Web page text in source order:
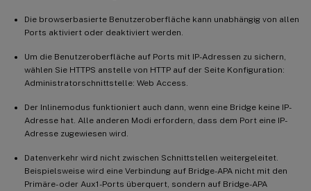
Die browserbasierte Benutzeroberfläche kann unabhängig von allen
Ports aktiviert oder deaktiviert werden.
Um die Benutzeroberfläche auf Ports mit IP-Adressen zu sichern,
wählen Sie HTTPS anstelle von HTTP auf der Seite Konfiguration:
Administratorschnittstelle: Web Access.
Der Inlinemodus funktioniert auch dann, wenn eine Bridge keine IP-
Adresse hat. Alle anderen Modi erfordern, dass dem Port eine IP-
Adresse zugewiesen wird.
Datenverkehr wird nicht zwischen Schnittstellen weitergeleitet.
Beispielsweise wird eine Verbindung auf Bridge-APA nicht mit den
Primäre- oder Aux1-Ports überquert, sondern auf Bridge-APA